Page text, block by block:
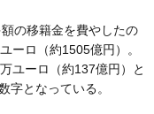
の移籍金を費やしたの
ーロ（約1505億円）。
ユーロ（約137億円）と
字となっている。